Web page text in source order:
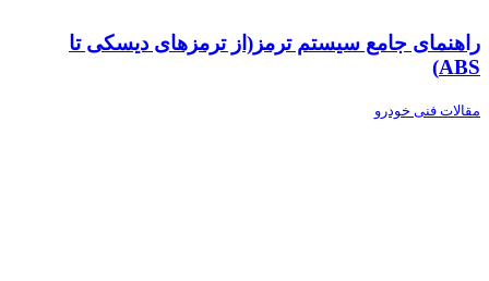
راهنمای جامع سیستم ترمز(از ترمزهای دیسکی تا
ABS)
مقالات فنی خودرو